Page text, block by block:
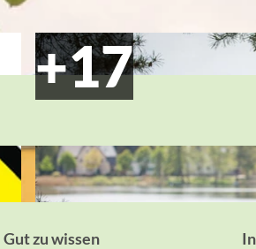
Gut zu wissen